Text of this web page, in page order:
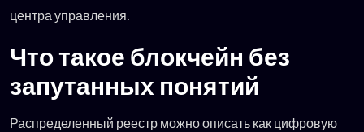
центра управления.
Что такое блокчейн без
запутанных понятий
Распределенный реестр можно описать как цифровую